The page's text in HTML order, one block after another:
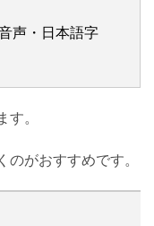
声・日本語字
す。
がおすすめです。